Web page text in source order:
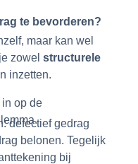
te bevorderen?
maar kan wel
zowel structurele
inzetten.
op de
defectief gedrag
belonen. Tegelijk
bij